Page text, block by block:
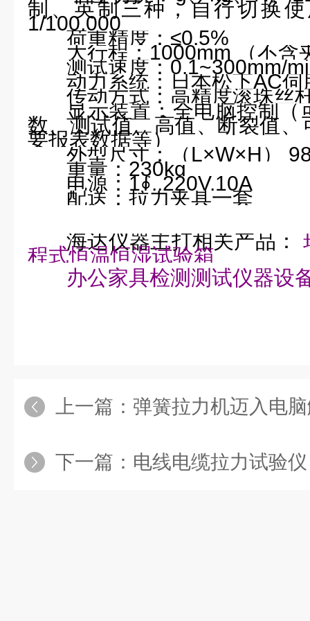
制、英制三种，自行切换
1/100,000
荷重精度：≤0.5%
大行程： 1000mm （不含
测试速度：0.1~300mm/
动力系统：日本松下AC伺
传动方式：高精度滚珠丝
显示装置：全电脑控制（
数、测试值、高值、断裂值
要报表数据等）
外型尺寸： （L×W×H）
重量：230kg
电源： 1∮,,220V,10A
配送：拉力夹具一套
海达仪器主打相关产品：
程式恒温恒湿试验箱
办公家具检测测试仪器设
上一篇： 弹簧拉力机迈入电
下一篇： 电线电缆拉力试验仪，